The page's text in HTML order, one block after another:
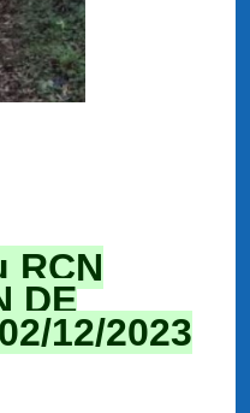
RCN
DE
12/2023